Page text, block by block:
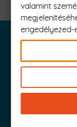
Iratkozz fel és
valamint
engedélyezed-